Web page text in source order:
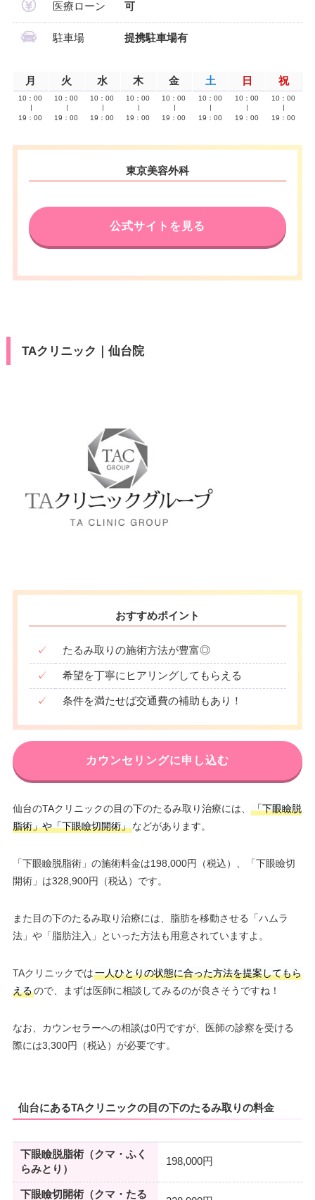
医療ローン 可
駐車場 提携駐車場有
月 火 水 木 金 土 日 祝
10：00
19：00
10：00
19：00
10：00
19：00
10：00
19：00
10：00
19：00
10：00
19：00
10：00
19：00
10：00
19：00
東京美容外科
公式サイトを見る
TAクリニック｜仙台院
おすすめポイント
✓ たるみ取りの施術方法が豊富◎
✓ 希望を丁寧にヒアリングしてもらえる
✓ 条件を満たせば交通費の補助もあり！
カウンセリングに申し込む
仙台のTAクリニックの目の下のたるみ取り治療には、
「下眼瞼脱
脂術」や「下眼瞼切開術」などがあります。
「下眼瞼脱脂術」の施術料金は198,000円（税込）、「下眼瞼切
開術」は328,900円（税込）です。
また目の下のたるみ取り治療には、脂肪を移動させる「ハムラ
法」や「脂肪注入」といった方法も用意されていますよ。
TAクリニックでは一人ひとりの状態に合った方法を提案してもら
えるので、まずは医師に相談してみるのが良さそうですね！
なお、カウンセラーへの相談は0円ですが、医師の診察を受ける
際には3,300円（税込）が必要です。
仙台にあるTAクリニックの目の下のたるみ取りの料金
下眼瞼脱脂術（クマ・ふく
らみとり）
198,000円
下眼瞼切開術（クマ・たる